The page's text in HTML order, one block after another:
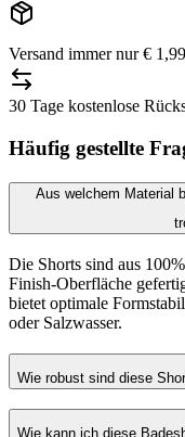
Versand immer nur €
30 Tage kostenlose
Häufig gestellte
Aus welchem Material
Die Shorts sind aus
Finish-Oberfläche
bietet optimale
oder Salzwasser.
Wie robust sind diese
Wie kann ich diese